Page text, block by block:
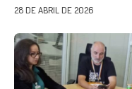
28 DE ABRIL DE 2026